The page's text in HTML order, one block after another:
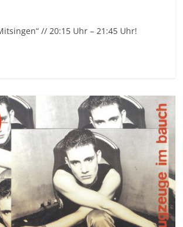
// 20:15 Uhr – 21:45 Uhr!